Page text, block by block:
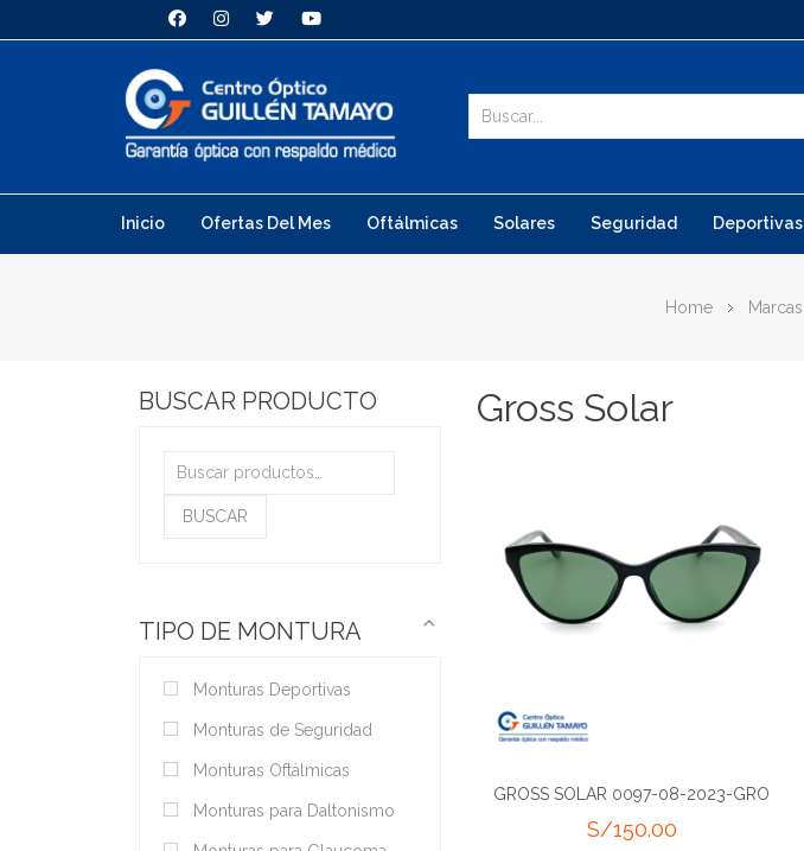
Inicio Ofertas Del Mes Oftálmicas Solares Seguridad Deportivas
Home Marcas
BUSCAR PRODUCTO
Buscar
BUSCAR
TIPO DE MONTURA
Monturas Deportivas
Monturas de Seguridad
Monturas Oftálmicas
Monturas para Daltonismo
Gross Solar
GROSS SOLAR 0097-08-2023-GRO
S/150.00